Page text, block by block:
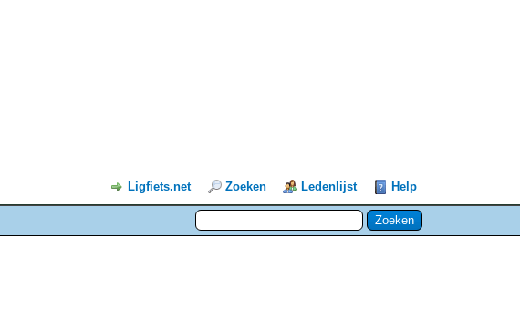
Ligfiets.net Zoeken Ledenlijst Help